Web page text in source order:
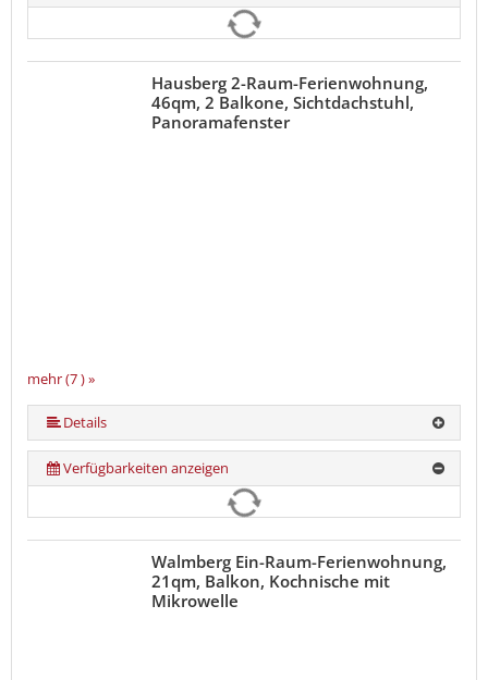
mehr (7 ) »
mehr (7 ) »
mehr (7 ) »
mehr (7 ) »
Hausberg 2-Raum-Ferienwohnung,
46qm, 2 Balkone, Sichtdachstuhl,
Panoramafenster
Details
Verfügbarkeiten anzeigen
Walmberg Ein-Raum-Ferienwohnung,
21qm, Balkon, Kochnische mit
Mikrowelle